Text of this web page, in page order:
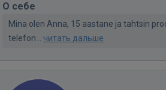
О себе
Mina olen Anna, 15 aastane ja tahtsin
telefon... читать дальше